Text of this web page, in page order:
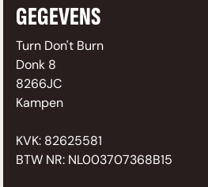
GEGEVENS
Turn Don't Burn
Donk 8
8266JC
Kampen
KVK: 82625581
BTW NR: NL003707368B15